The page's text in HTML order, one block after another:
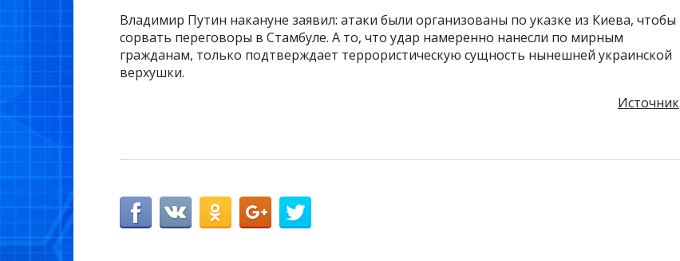
Владимир Путин накануне заявил: атаки были организованы по указке из Киева, чтобы
сорвать переговоры в Стамбуле. А то, что удар намеренно нанесли по мирным
гражданам, только подтверждает террористическую сущность нынешней украинской
верхушки.
Источник